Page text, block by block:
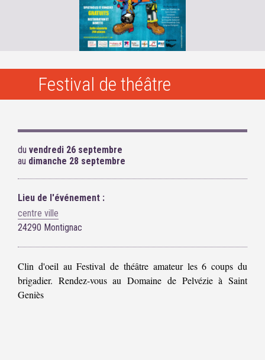
Festival de théâtre
du vendredi 26 septembre
au dimanche 28 septembre
Lieu de l'événement :
centre ville
24290 Montignac
Clin d'oeil au Festival de théâtre amateur les 6 coups du
brigadier. Rendez-vous au Domaine de Pelvézie à Saint
Geniès